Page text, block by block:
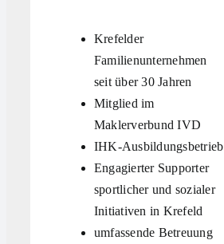
Krefelder
Familienunternehmen
seit über 30 Jahren
Mitglied im
Maklerverbund IVD
IHK-Ausbildungsbetrieb
Engagierter Supporter
sportlicher und sozialer
Initiativen in Krefeld
umfassende Betreuung